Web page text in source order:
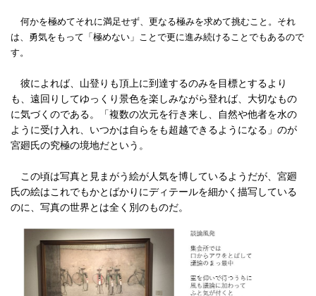
何かを極めてそれに満足せず、更なる極みを求めて挑むこと。それ
は、勇気をもって「極めない」ことで更に進み続けることでもあるので
す。
彼によれば、山登りも頂上に到達するのみを目標とするより
も、遠回りしてゆっくり景色を楽しみながら登れば、大切なもの
に気づくのである。「複数の次元を行き来し、自然や他者を水の
ように受け入れ、いつかは自らをも超越できるようになる」のが
宮廻氏の究極の境地だという。
この頃は写真と見まがう絵が人気を博しているようだが、宮廻
氏の絵はこれでもかとばかりにディテールを細かく描写している
のに、写真の世界とは全く別のものだ。